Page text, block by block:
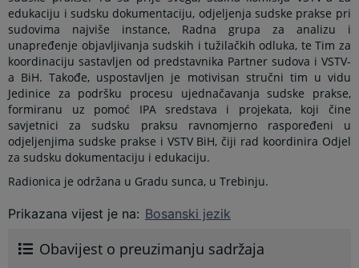
edukaciju i sudsku dokumentaciju, odjeljenja sudske prakse pri
sudovima najviše instance, Radna grupa za analizu i
unapređenje objavljivanja sudskih i tužilačkih odluka, te Tim za
koordinaciju sastavljen od predstavnika Partner sudova i VSTV-
a BiH. Takođe, uspostavljen je motivisan stručni tim u vidu
Jedinice za podršku procesu ujednačavanja sudske prakse,
formiranu uz pomoć IPA sredstava i projekata, koji čine
savjetnici za sudsku praksu ravnomjerno raspoređeni u
odjeljenjima sudske prakse i VSTV BiH, čiji rad koordinira Odjel
za sudsku dokumentaciju i edukaciju.
Radionica je održana u Gradu sunca, u Trebinju.
Prikazana vijest je na: Bosanski jezik
Obavijest o preuzimanju sadržaja